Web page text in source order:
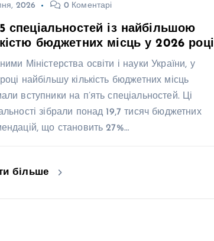
2026 0 Коментарі
спеціальностей із найбільшою
бюджетних місць у 2026 році
Міністерства освіти і науки України, у
найбільшу кількість бюджетних місць
вступники на п’ять спеціальностей. Ці
зібрали понад 19,7 тисяч бюджетних
що становить 27%…
більше